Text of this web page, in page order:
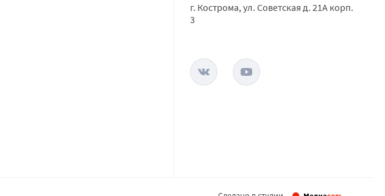
г. Кострома, ул. Советская д. 21А корп.
3